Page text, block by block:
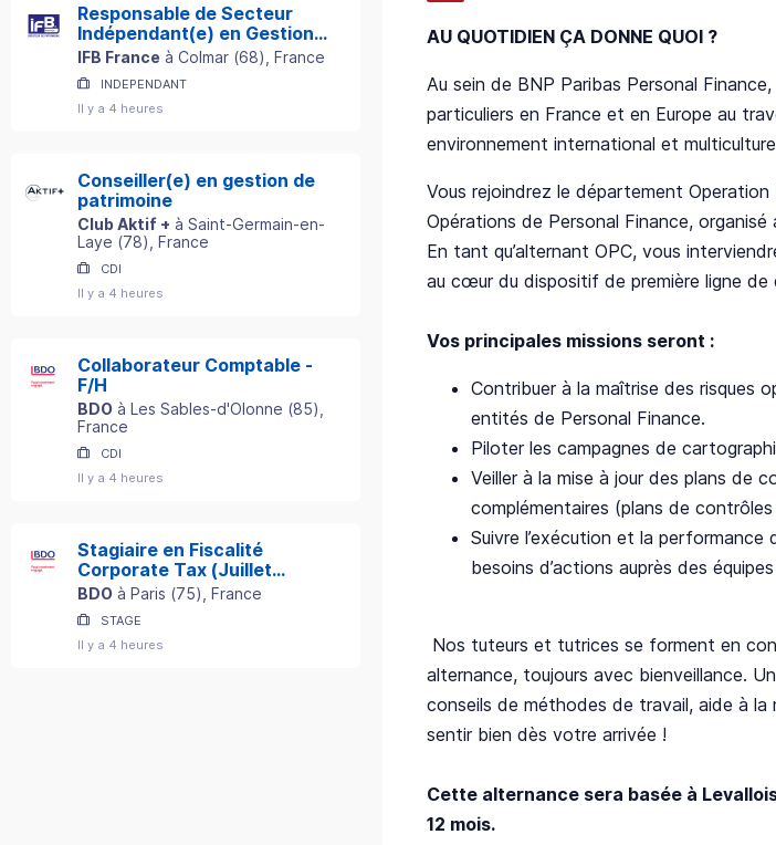
Responsable de Secteur
Indépendant(e) en Gestion
de Patrimoine
IFB France à Colmar (68) , France
INDEPENDANT
Il y a 4 heures
Conseiller(e) en gestion de
patrimoine
Club Aktif + à Saint-Germain-en-
Laye (78) , France
CDI
Il y a 4 heures
Collaborateur Comptable -
F/H
BDO à Les Sables-d'Olonne (85)
France
CDI
Il y a 4 heures
Stagiaire en Fiscalité
Corporate Tax (Juillet
2027) - F/H
BDO à Paris (75) , France
STAGE
Il y a 4 heures
AU QUOTIDIEN ÇA DONNE QUOI ?
Au sein de BNP Paribas Personal
particuliers en France et en Europe au
environnement international et
Vous rejoindrez le département
Opérations de Personal Finance,
En tant qu’alternant OPC, vous
au cœur du dispositif de première ligne de
Vos principales missions seront :
Contribuer à la maîtrise des risques
entités de Personal Finance.
Piloter les campagnes de
Veiller à la mise à jour des plans de
complémentaires (plans de
Suivre l’exécution et la
besoins d’actions auprès des
Nos tuteurs et tutrices se forment en
alternance, toujours avec bienveillance.
conseils de méthodes de travail, aide à la
sentir bien dès votre arrivée !
Cette alternance sera basée à
12 mois.